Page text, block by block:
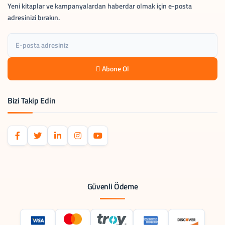
Yeni kitaplar ve kampanyalardan haberdar olmak için e-posta
adresinizi bırakın.
Abone Ol
Bizi Takip Edin
Güvenli Ödeme